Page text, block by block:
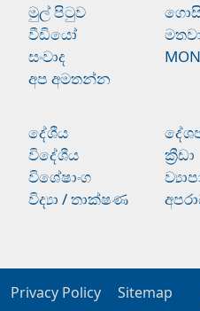
මුල් පිටුව
වීඩියෝ
සංවාද
අප අමතන්න
දේශීය
විදේශීය
ක්‍රීඩා
විශේෂාංග
විද්‍යා / තාක්ෂණ
Privacy Policy Sitemap